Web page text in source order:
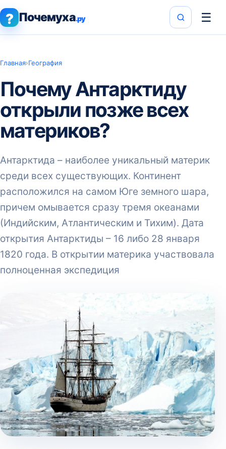
? Почемуха.ру ☰
Главная›География
Почему Антарктиду
открыли позже всех
материков?
Антарктида – наиболее уникальный материк
среди всех существующих. Континент
расположился на самом Юге земного шара,
причем омывается сразу тремя океанами
(Индийским, Атлантическим и Тихим). Дата
открытия Антарктиды – 16 либо 28 января
1820 года. В открытии материка участвовала
полноценная экспедиция